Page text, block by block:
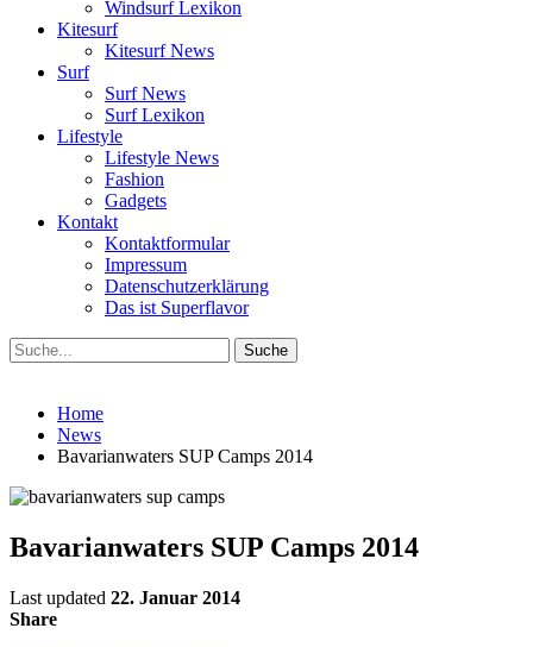
Windsurf Lexikon
Kitesurf
Kitesurf News
Surf
Surf News
Surf Lexikon
Lifestyle
Lifestyle News
Fashion
Gadgets
Kontakt
Kontaktformular
Impressum
Datenschutzerklärung
Das ist Superflavor
Home
News
Bavarianwaters SUP Camps 2014
Bavarianwaters SUP Camps 2014
Last updated 22. Januar 2014
Share